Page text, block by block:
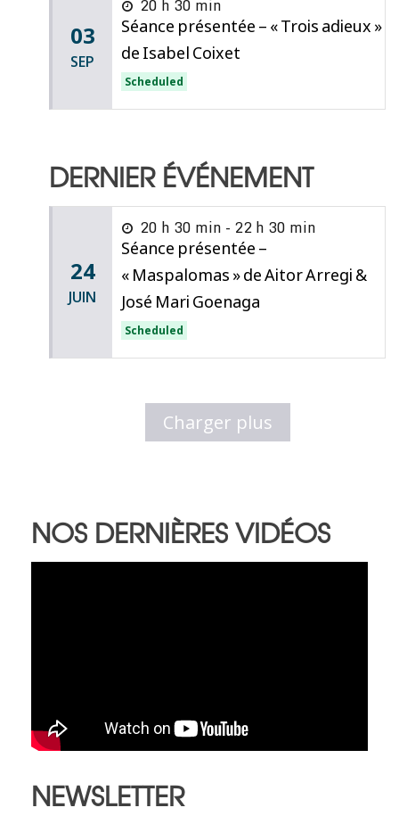
03
SEP
20 h 30 min
Séance présentée – « Trois adieux »
de Isabel Coixet
Scheduled
DERNIER ÉVÉNEMENT
24
JUIN
20 h 30 min - 22 h 30 min
Séance présentée –
« Maspalomas » de Aitor Arregi &
José Mari Goenaga
Scheduled
Charger plus
NOS DERNIÈRES VIDÉOS
NEWSLETTER